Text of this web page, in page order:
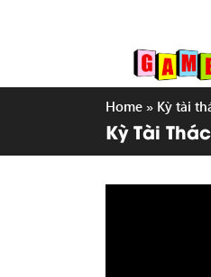
Home » Kỳ tài
Kỳ Tài